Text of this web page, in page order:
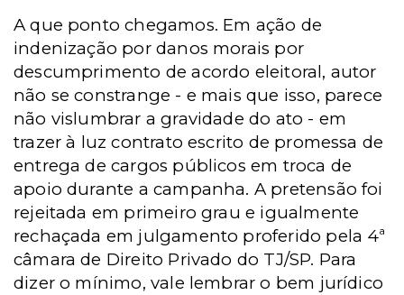
A que ponto chegamos. Em ação de
indenização por danos morais por
descumprimento de acordo eleitoral, autor
não se constrange - e mais que isso, parece
não vislumbrar a gravidade do ato - em
trazer à luz contrato escrito de promessa de
entrega de cargos públicos em troca de
apoio durante a campanha. A pretensão foi
rejeitada em primeiro grau e igualmente
rechaçada em julgamento proferido pela 4ª
câmara de Direito Privado do TJ/SP. Para
dizer o mínimo, vale lembrar o bem jurídico